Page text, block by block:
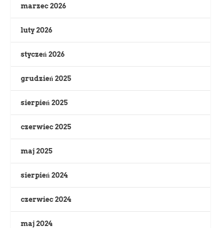
marzec 2026
luty 2026
styczeń 2026
grudzień 2025
sierpień 2025
czerwiec 2025
maj 2025
sierpień 2024
czerwiec 2024
maj 2024